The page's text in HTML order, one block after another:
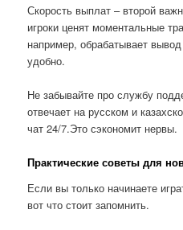
Скорость выплат – второй
игроки ценят моментальные
например, обрабатывает
удобно.
Не забывайте про службу
отвечает на русском и
чат 24/7.Это сэкономит нервы.
Практические советы для
Если вы только начинаете
вот что стоит запомнить.